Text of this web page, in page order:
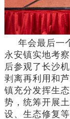
年会最后一
永安镇实地考
后参观了长沙
剥离再利用和
镇充分发挥生
势，统筹开展
设、生态修复